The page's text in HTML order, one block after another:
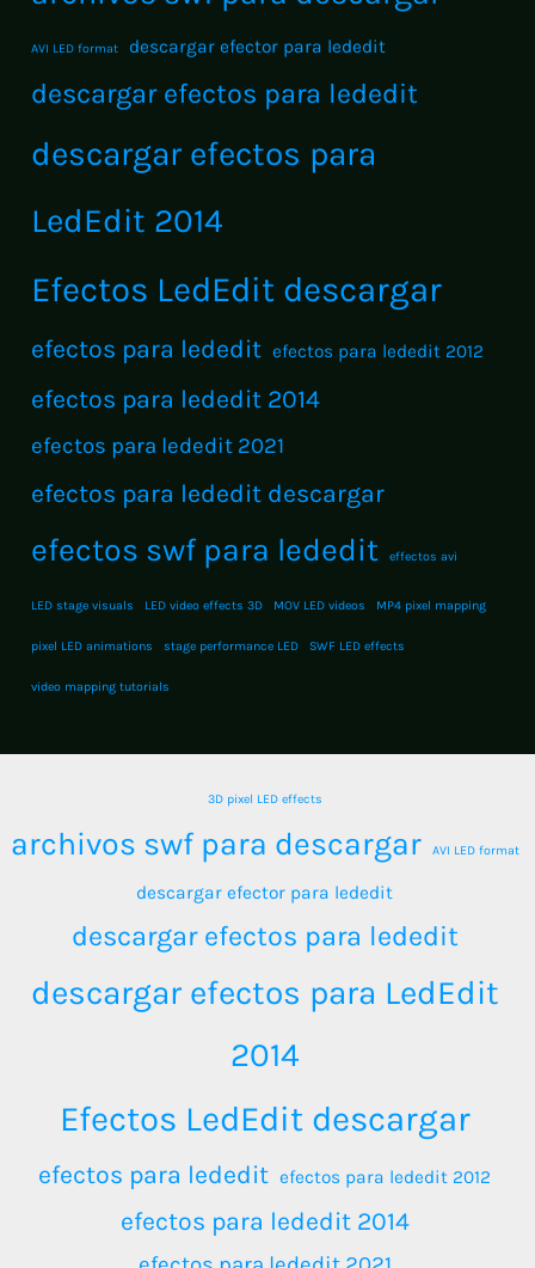
AVI LED format descargar efector para lededit
descargar efectos para lededit
descargar efectos para
LedEdit 2014
Efectos LedEdit descargar
efectos para lededit efectos para lededit 2012
efectos para lededit 2014
efectos para lededit 2021
efectos para lededit descargar
efectos swf para lededit effectos avi
LED stage visuals LED video effects 3D MOV LED videos MP4 pixel mapping
pixel LED animations stage performance LED SWF LED effects
video mapping tutorials
3D pixel LED effects
archivos swf para descargar AVI LED format
descargar efector para lededit
descargar efectos para lededit
descargar efectos para LedEdit
2014
Efectos LedEdit descargar
efectos para lededit efectos para lededit 2012
efectos para lededit 2014